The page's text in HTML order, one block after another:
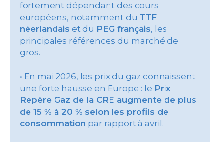
fortement dépendant des cours
européens, notamment du TTF
néerlandais et du PEG français, les
principales références du marché de
gros.
• En mai 2026, les prix du gaz connaissent
une forte hausse en Europe : le Prix
Repère Gaz de la CRE augmente de plus
de 15 % à 20 % selon les profils de
consommation par rapport à avril.